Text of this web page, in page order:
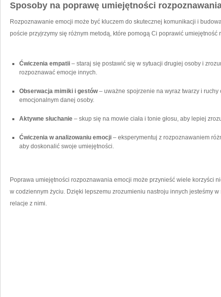
Sposoby​ na poprawę umiejętności⁤
Rozpoznawanie emocji może być kluczem do skutecznej komunikacji i
poście przyjrzymy się różnym ⁣metodą, które pomogą Ci⁣ poprawić
Ćwiczenia empatii – staraj się postawić się w sytuacji drugiej osoby‌ i
rozpoznawać emocje innych.
Obserwacja ⁢mimiki i gestów– uważne spojrzenie na wyraz twarzy i ruchy
emocjonalnym danej‍ osoby.
Aktywne słuchanie – skup się⁣ na mowie ciała i tonie⁢ głosu, aby lepiej
Ćwiczenia w analizowaniu emocji – eksperymentuj​ z rozpoznawaniem
aby doskonalić swoje umiejętności.
Poprawa umiejętności rozpoznawania emocji może‌ przynieść wiele korzyści
w‍ codziennym życiu. Dzięki lepszemu zrozumieniu nastroju innych jesteśmy
relacje​ z nimi.